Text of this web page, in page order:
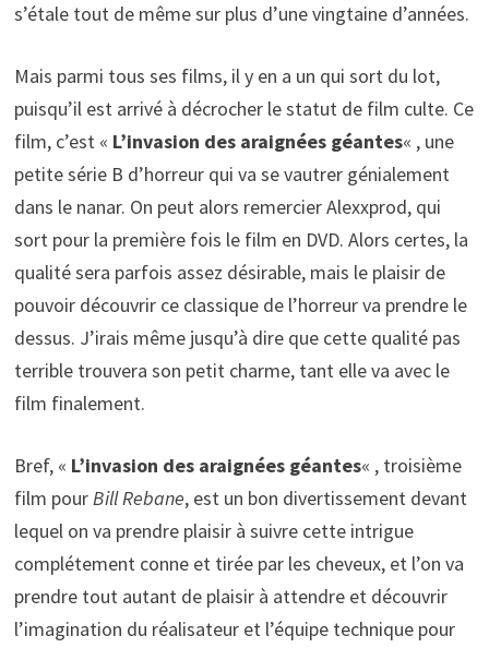
s’étale tout de même sur plus d’une vingtaine d’années.
Mais parmi tous ses films, il y en a un qui sort du lot,
puisqu’il est arrivé à décrocher le statut de film culte. Ce
film, c’est « L’invasion des araignées géantes« , une
petite série B d’horreur qui va se vautrer génialement
dans le nanar. On peut alors remercier Alexxprod, qui
sort pour la première fois le film en DVD. Alors certes, la
qualité sera parfois assez désirable, mais le plaisir de
pouvoir découvrir ce classique de l’horreur va prendre le
dessus. J’irais même jusqu’à dire que cette qualité pas
terrible trouvera son petit charme, tant elle va avec le
film finalement.
Bref, « L’invasion des araignées géantes« , troisième
film pourBill Rebane, est un bon divertissement devant
lequel on va prendre plaisir à suivre cette intrigue
complétement conne et tirée par les cheveux, et l’on va
prendre tout autant de plaisir à attendre et découvrir
l’imagination du réalisateur et l’équipe technique pour